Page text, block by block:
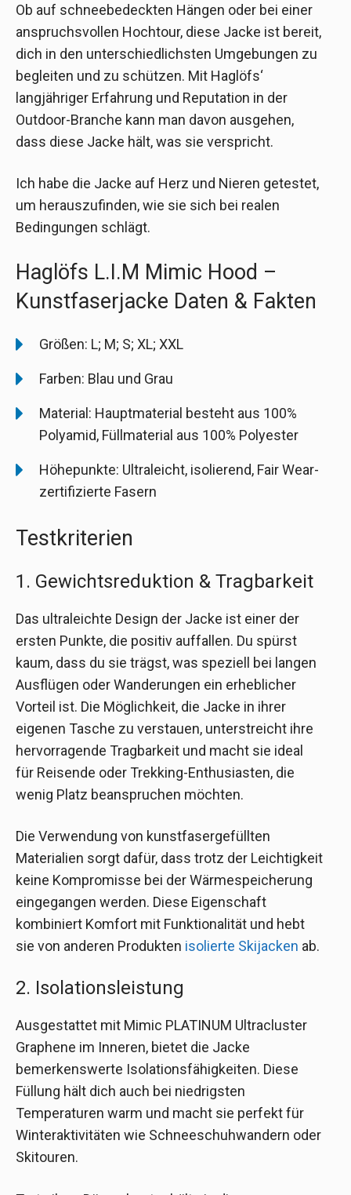
Ob auf schneebedeckten Hängen oder bei einer
anspruchsvollen Hochtour, diese Jacke ist bereit,
dich in den unterschiedlichsten Umgebungen zu
begleiten und zu schützen. Mit Haglöfs‘
langjähriger Erfahrung und Reputation in der
Outdoor-Branche kann man davon ausgehen,
dass diese Jacke hält, was sie verspricht.
Ich habe die Jacke auf Herz und Nieren getestet,
um herauszufinden, wie sie sich bei realen
Bedingungen schlägt.
Haglöfs L.I.M Mimic Hood –
Kunstfaserjacke Daten & Fakten
Größen: L; M; S; XL; XXL
Farben: Blau und Grau
Material: Hauptmaterial besteht aus 100%
Polyamid, Füllmaterial aus 100% Polyester
Höhepunkte: Ultraleicht, isolierend, Fair Wear-
zertifizierte Fasern
Testkriterien
1. Gewichtsreduktion & Tragbarkeit
Das ultraleichte Design der Jacke ist einer der
ersten Punkte, die positiv auffallen. Du spürst
kaum, dass du sie trägst, was speziell bei langen
Ausflügen oder Wanderungen ein erheblicher
Vorteil ist. Die Möglichkeit, die Jacke in ihrer
eigenen Tasche zu verstauen, unterstreicht ihre
hervorragende Tragbarkeit und macht sie ideal
für Reisende oder Trekking-Enthusiasten, die
wenig Platz beanspruchen möchten.
Die Verwendung von kunstfasergefüllten
Materialien sorgt dafür, dass trotz der Leichtigkeit
keine Kompromisse bei der Wärmespeicherung
eingegangen werden. Diese Eigenschaft
kombiniert Komfort mit Funktionalität und hebt
sie von anderen Produkten isolierte Skijacken ab.
2. Isolationsleistung
Ausgestattet mit Mimic PLATINUM Ultracluster
Graphene im Inneren, bietet die Jacke
bemerkenswerte Isolationsfähigkeiten. Diese
Füllung hält dich auch bei niedrigsten
Temperaturen warm und macht sie perfekt für
Winteraktivitäten wie Schneeschuhwandern oder
Skitouren.